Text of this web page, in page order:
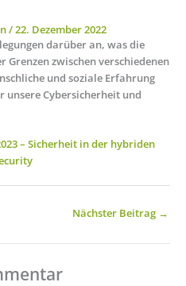
/22. Dezember 2022
darüber an, was die
zwischen verschiedenen
und soziale Erfahrung
unsere Cybersicherheit und
– Sicherheit in der hybriden
Nächster Beitrag →